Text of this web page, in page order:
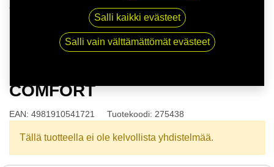
175/65R14 82H TOYO PROXES COMFORT
COMFORT
EAN: 4981910541721 Tuotekoodi: 275438
Tällä tuotteella ei ole kelvollista yhdistelmää.
Salli kaikki evästeet
Salli vain välttämättömät evästeet